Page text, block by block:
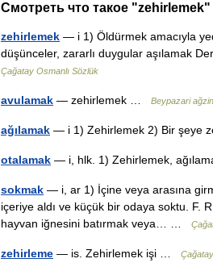
Смотреть что такое
zehirlemek — i 1) Öldürmek amacıyla
düşünceler, zararlı duygular aşılamak
Çağatay Osmanlı Sözlük
avulamak — zehirlemek … Beypazari
ağılamak — i 1) Zehirlemek 2) Bir şeye
otalamak — i, hlk. 1) Zehirlemek,
sokmak — i, ar 1) İçine veya arasına
içeriye aldı ve küçük bir odaya soktu. F.
hayvan iğnesini batırmak veya… …
zehirleme — is. Zehirlemek işi …